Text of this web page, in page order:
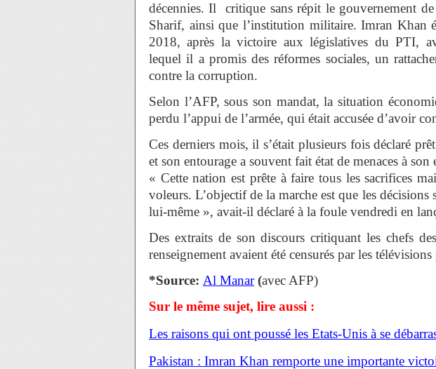
décennies. Il critique sans répit le gouvernement de
Sharif, ainsi que l’institution militaire. Imran Khan
2018, après la victoire aux législatives du PTI,
lequel il a promis des réformes sociales, un
contre la corruption.
Selon l’AFP, sous son mandat, la situation
perdu l’appui de l’armée, qui était accusée d’avoir
Ces derniers mois, il s’était plusieurs fois déclaré
et son entourage a souvent fait état de menaces à son
« Cette nation est prête à faire tous les sacrifices
voleurs. L’objectif de la marche est que les décisions
lui-même », avait-il déclaré à la foule vendredi en
Des extraits de son discours critiquant les chefs
renseignement avaient été censurés par les télévisions
*Source: Al Manar(avec AFP)
Sur le même sujet, lire aussi :
Les raisons qui ont poussé les Etats-Unis à se
Pakistan : Imran Khan remporte une importante